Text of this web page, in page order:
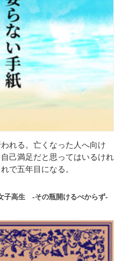
れる。亡くなった人へ向け
己満足だと思ってはいるけれ
で五年目になる。
子高生 -その瓶開けるべからず-